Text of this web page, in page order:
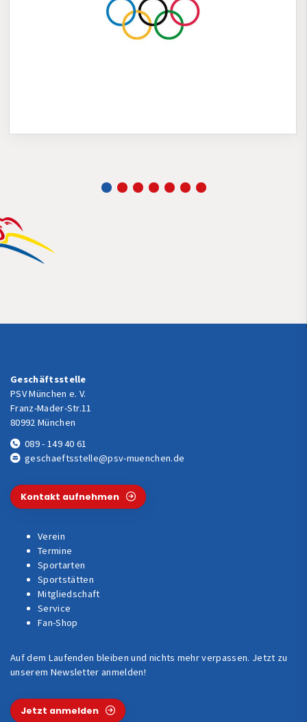
Geschäftsstelle
PSV München e. V.
Franz-Mader-Str.11
80992 München
089 - 149 40 61
geschaeftsstelle@psv-muenchen.de
Kontakt aufnehmen
Verein
Termine
Sportarten
Sportstätten
Mitgliedschaft
Service
Fan-Shop
Auf dem Laufenden bleiben und nichts mehr verpassen. Jetzt zu
unserem Newsletter anmelden!
Jetzt anmelden